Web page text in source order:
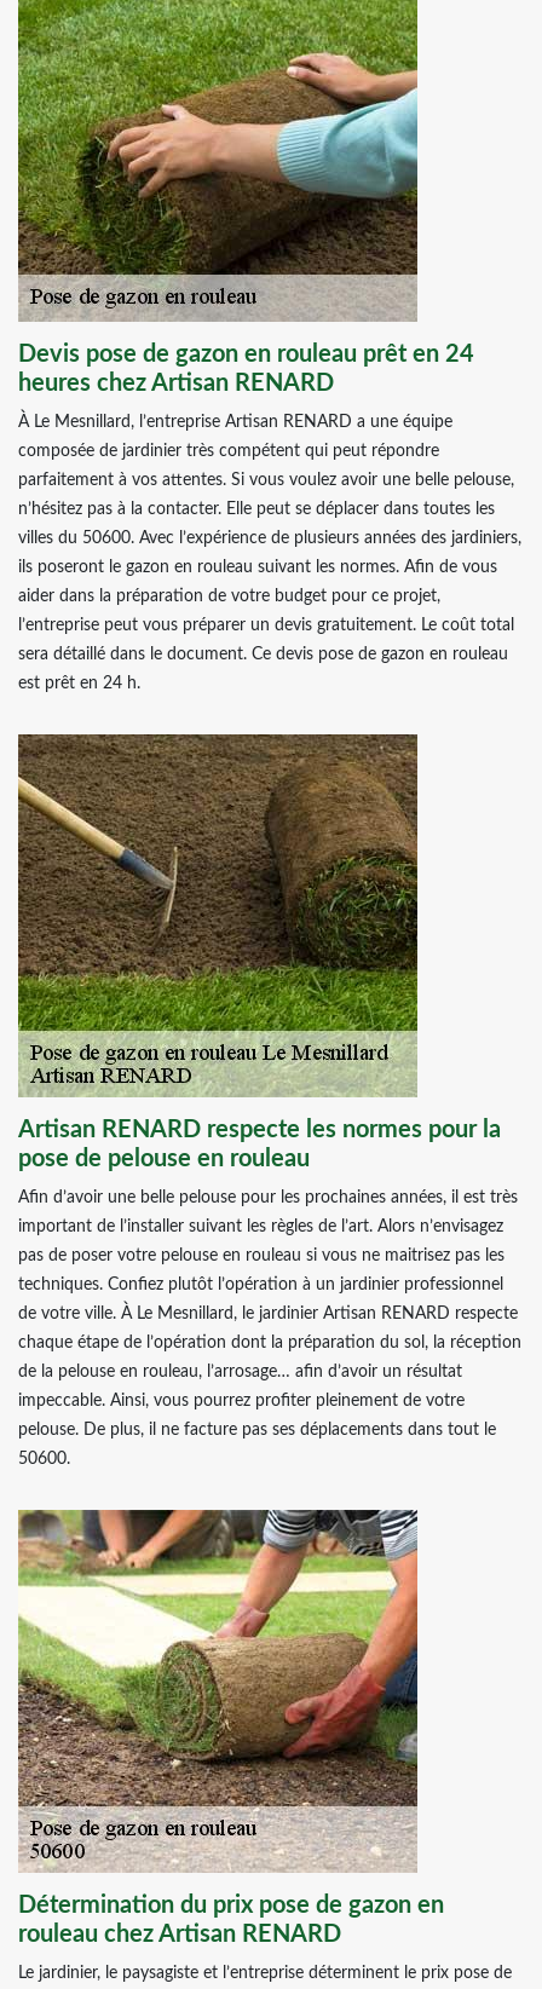
Devis pose de gazon en rouleau prêt en 24
heures chez Artisan RENARD
À Le Mesnillard, l’entreprise Artisan RENARD a une équipe
composée de jardinier très compétent qui peut répondre
parfaitement à vos attentes. Si vous voulez avoir une belle pelouse,
n’hésitez pas à la contacter. Elle peut se déplacer dans toutes les
villes du 50600. Avec l’expérience de plusieurs années des jardiniers,
ils poseront le gazon en rouleau suivant les normes. Afin de vous
aider dans la préparation de votre budget pour ce projet,
l’entreprise peut vous préparer un devis gratuitement. Le coût total
sera détaillé dans le document. Ce devis pose de gazon en rouleau
est prêt en 24 h.
Artisan RENARD respecte les normes pour la
pose de pelouse en rouleau
Afin d’avoir une belle pelouse pour les prochaines années, il est très
important de l’installer suivant les règles de l’art. Alors n’envisagez
pas de poser votre pelouse en rouleau si vous ne maitrisez pas les
techniques. Confiez plutôt l’opération à un jardinier professionnel
de votre ville. À Le Mesnillard, le jardinier Artisan RENARD respecte
chaque étape de l’opération dont la préparation du sol, la réception
de la pelouse en rouleau, l’arrosage… afin d’avoir un résultat
impeccable. Ainsi, vous pourrez profiter pleinement de votre
pelouse. De plus, il ne facture pas ses déplacements dans tout le
50600.
Détermination du prix pose de gazon en
rouleau chez Artisan RENARD
Le jardinier, le paysagiste et l’entreprise déterminent le prix pose de